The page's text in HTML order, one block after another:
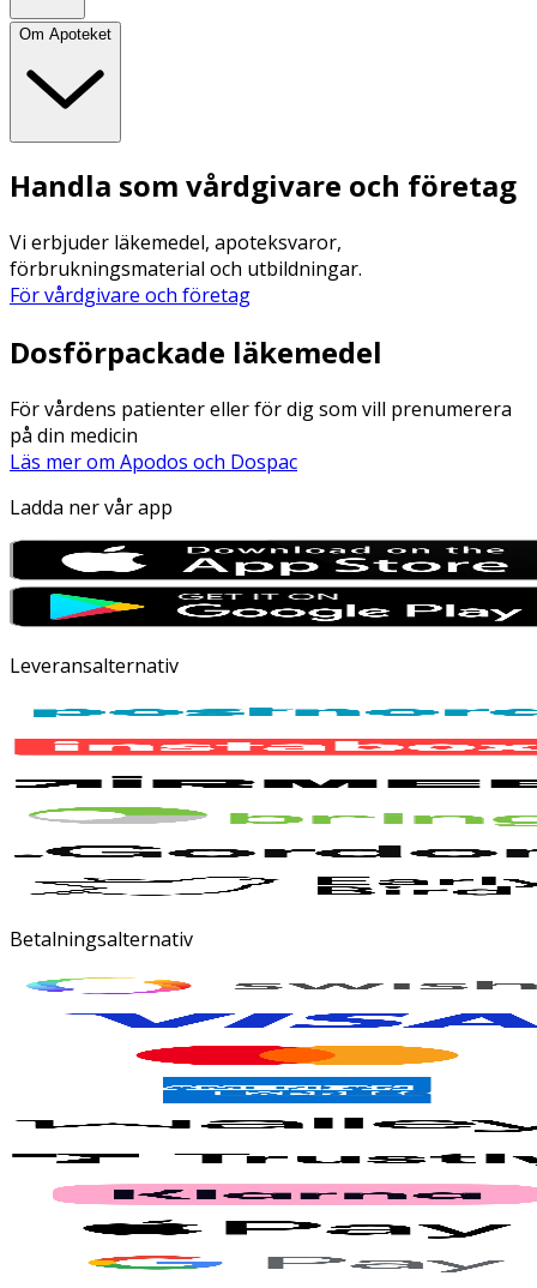
Om Apoteket
Handla som vårdgivare och företag
Vi erbjuder läkemedel, apoteksvaror,
förbrukningsmaterial och utbildningar.
För vårdgivare och företag
Dosförpackade läkemedel
För vårdens patienter eller för dig som vill prenumerera
på din medicin
Läs mer om Apodos och Dospac
Ladda ner vår app
Leveransalternativ
Betalningsalternativ